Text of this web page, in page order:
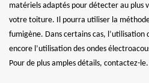
matériels adaptés pour détecter au plus
votre toiture. Il pourra utiliser la
fumigène. Dans certains cas, l’utilisation
encore l’utilisation des ondes
Pour de plus amples détails, contactez-le.